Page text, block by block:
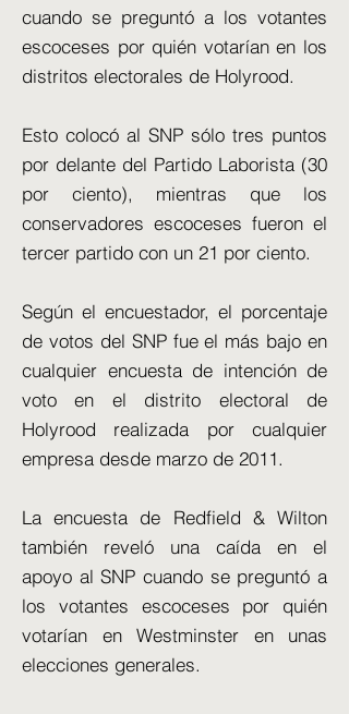
cuando se preguntó a los votantes
escoceses por quién votarían en los
distritos electorales de Holyrood.
Esto colocó al SNP sólo tres puntos
por delante del Partido Laborista (30
por ciento), mientras que los
conservadores escoceses fueron el
tercer partido con un 21 por ciento.
Según el encuestador, el porcentaje
de votos del SNP fue el más bajo en
cualquier encuesta de intención de
voto en el distrito electoral de
Holyrood realizada por cualquier
empresa desde marzo de 2011.
La encuesta de Redfield & Wilton
también reveló una caída en el
apoyo al SNP cuando se preguntó a
los votantes escoceses por quién
votarían en Westminster en unas
elecciones generales.